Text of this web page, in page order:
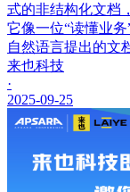
式的非结构化文档
它像一位“读懂业
自然语言提出的文
来也科技
·
2025-09-25